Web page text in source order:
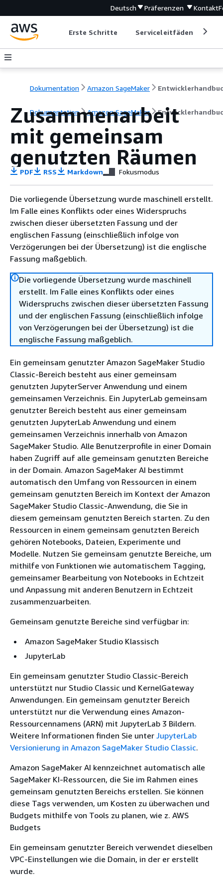
Deutsch Präferenzen Kontakt
Erste Schritte Serviceleitfäden
Dokumentation Amazon SageMaker
Dokumentation Amazon SageMaker
Zusammenarbeit
mit gemeinsam
genutzten Räumen
PDF RSS Markdown Fokusmodus
Die vorliegende Übersetzung wurde maschinell erstellt.
Im Falle eines Konflikts oder eines Widerspruchs
zwischen dieser übersetzten Fassung und der
englischen Fassung (einschließlich infolge von
Verzögerungen bei der Übersetzung) ist die englische
Fassung maßgeblich.
Die vorliegende Übersetzung wurde maschinell
erstellt. Im Falle eines Konflikts oder eines
Widerspruchs zwischen dieser übersetzten Fassung
und der englischen Fassung (einschließlich infolge
von Verzögerungen bei der Übersetzung) ist die
englische Fassung maßgeblich.
Ein gemeinsam genutzter Amazon SageMaker Studio
Classic-Bereich besteht aus einer gemeinsam
genutzten JupyterServer Anwendung und einem
gemeinsamen Verzeichnis. Ein JupyterLab gemeinsam
genutzter Bereich besteht aus einer gemeinsam
genutzten JupyterLab Anwendung und einem
gemeinsamen Verzeichnis innerhalb von Amazon
SageMaker Studio. Alle Benutzerprofile in einer Domain
haben Zugriff auf alle gemeinsam genutzten Bereiche
in der Domain. Amazon SageMaker AI bestimmt
automatisch den Umfang von Ressourcen in einem
gemeinsam genutzten Bereich im Kontext der Amazon
SageMaker Studio Classic-Anwendung, die Sie in
diesem gemeinsam genutzten Bereich starten. Zu den
Ressourcen in einem gemeinsam genutzten Bereich
gehören Notebooks, Dateien, Experimente und
Modelle. Nutzen Sie gemeinsam genutzte Bereiche, um
mithilfe von Funktionen wie automatischem Tagging,
gemeinsamer Bearbeitung von Notebooks in Echtzeit
und Anpassung mit anderen Benutzern in Echtzeit
zusammenzuarbeiten.
Gemeinsam genutzte Bereiche sind verfügbar in:
Amazon SageMaker Studio Klassisch
JupyterLab
Ein gemeinsam genutzter Studio Classic-Bereich
unterstützt nur Studio Classic und KernelGateway
Anwendungen. Ein gemeinsam genutzter Bereich
unterstützt nur die Verwendung eines Amazon-
Ressourcennamens (ARN) mit JupyterLab 3 Bildern.
Weitere Informationen finden Sie unter JupyterLab
Versionierung in Amazon SageMaker Studio Classic.
Amazon SageMaker AI kennzeichnet automatisch alle
SageMaker KI-Ressourcen, die Sie im Rahmen eines
gemeinsam genutzten Bereichs erstellen. Sie können
diese Tags verwenden, um Kosten zu überwachen und
Budgets mithilfe von Tools zu planen, wie z. AWS
Budgets
Ein gemeinsam genutzter Bereich verwendet dieselben
VPC-Einstellungen wie die Domain, in der er erstellt
wurde.